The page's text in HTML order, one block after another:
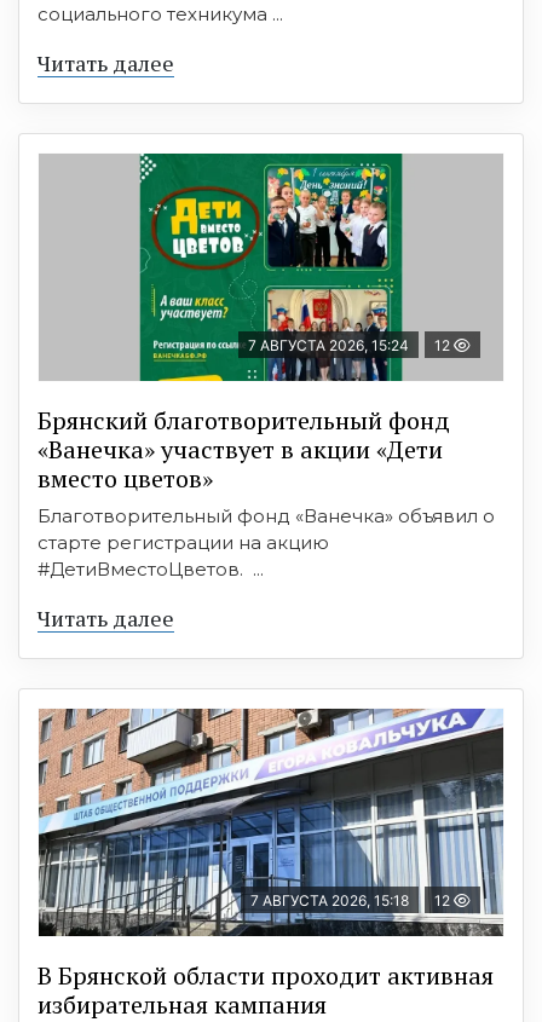
социального техникума ...
Читать далее
7 АВГУСТА 2026, 15:24 12
Брянский благотворительный фонд
«Ванечка» участвует в акции «Дети
вместо цветов»
Благотворительный фонд «Ванечка» объявил о
старте регистрации на акцию
#ДетиВместоЦветов. ...
Читать далее
7 АВГУСТА 2026, 15:18 12
В Брянской области проходит активная
избирательная кампания